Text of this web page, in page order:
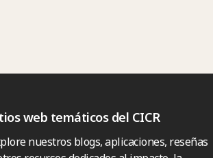
web temáticos del CICR
nuestros blogs, aplicaciones, reseñas